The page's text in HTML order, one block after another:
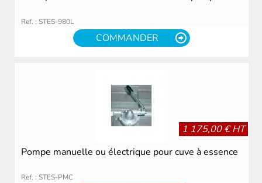
Ref. : STES-980L
COMMANDER
1 175,00 € HT
Pompe manuelle ou électrique pour cuve à essence
Ref. : STES-PMC